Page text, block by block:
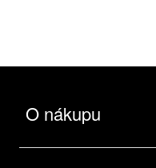
O nákupu